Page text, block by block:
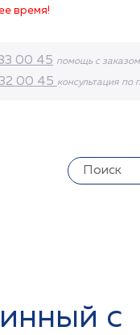
время!
00 45 помощь с заказом
00 45 консультация по
с